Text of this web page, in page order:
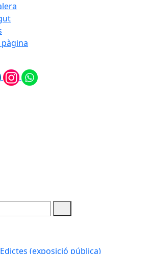
(exposició pública)